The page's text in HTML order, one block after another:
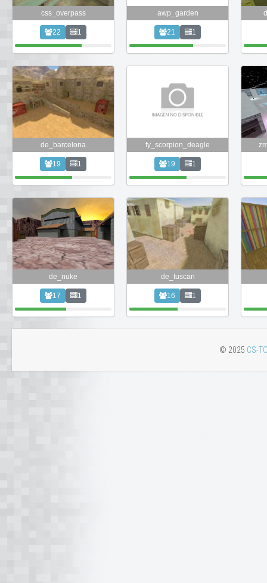
css_overpass
22 1
awp_garden
21 1
de_barcelona
19 1
fy_scorpion_deagle
19 1
de_nuke
17 1
de_tuscan
16 1
© 2025 CS-